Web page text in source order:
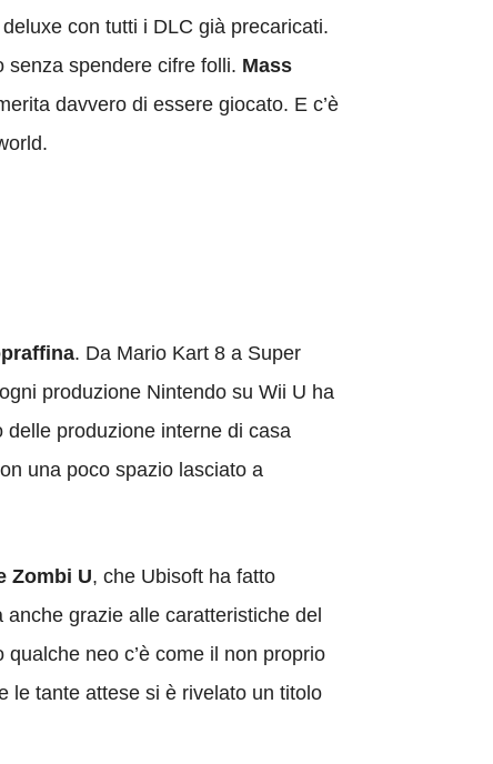
con tutti i DLC già precaricati.
senza spendere cifre folli. Mass
davvero di essere giocato. E c’è
. Da Mario Kart 8 a Super
produzione Nintendo su Wii U ha
delle produzione interne di casa
una poco spazio lasciato a
Zombi U, che Ubisoft ha fatto
grazie alle caratteristiche del
neo c’è come il non proprio
le tante attese si è rivelato un titolo